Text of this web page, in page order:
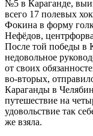
№5 в Караганде,
всего 17 полевых
Фокина в форму
Нефёдов,
После той победы в
недовольное
от своих
во-вторых,
Караганды в
путешествие на
удовольствие так
же взяла.